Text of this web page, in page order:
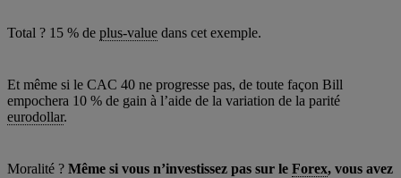
Total ? 15 % de plus-value dans cet exemple.
Et même si le CAC 40 ne progresse pas, de toute façon Bill
empochera 10 % de gain à l’aide de la variation de la parité
eurodollar.
Moralité ? Même si vous n’investissez pas sur le Forex, vous avez